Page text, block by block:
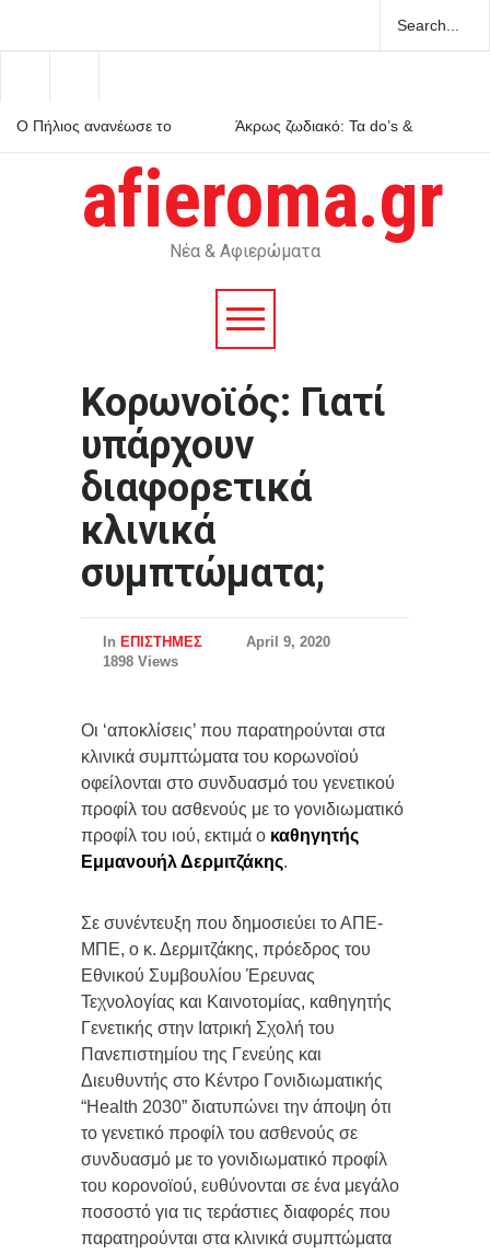
Ο Πήλιος ανανέωσε το
Άκρως ζωδιακό: Τα do’s &
Μέριλιν Μονρόε: 64 χρόνια
από τον θάνατό της – Τι είχε
πει για την Ελλάδαafieroma.gr
Νέα & Αφιερώματα
Κορωνοϊός: Γιατί
υπάρχουν
διαφορετικά
κλινικά
συμπτώματα;
In ΕΠΙΣΤΗΜΕΣ
April 9, 2020
1898 Views
Οι ‘αποκλίσεις’ που παρατηρούνται στα
κλινικά συμπτώματα του κορωνοϊού
οφείλονται στο συνδυασμό του γενετικού
προφίλ του ασθενούς με το γονιδιωματικό
προφίλ του ιού, εκτιμά ο καθηγητής
Εμμανουήλ Δερμιτζάκης.
Σε συνέντευξη που δημοσιεύει το ΑΠΕ-
ΜΠΕ, ο κ. Δερμιτζάκης, πρόεδρος του
Εθνικού Συμβουλίου Έρευνας
Τεχνολογίας και Καινοτομίας, καθηγητής
Γενετικής στην Ιατρική Σχολή του
Πανεπιστημίου της Γενεύης και
Διευθυντής στο Κέντρο Γονιδιωματικής
“Health 2030” διατυπώνει την άποψη ότι
το γενετικό προφίλ του ασθενούς σε
συνδυασμό με το γονιδιωματικό προφίλ
του κορονοϊού, ευθύνονται σε ένα μεγάλο
ποσοστό για τις τεράστιες διαφορές που
παρατηρούνται στα κλινικά συμπτώματα